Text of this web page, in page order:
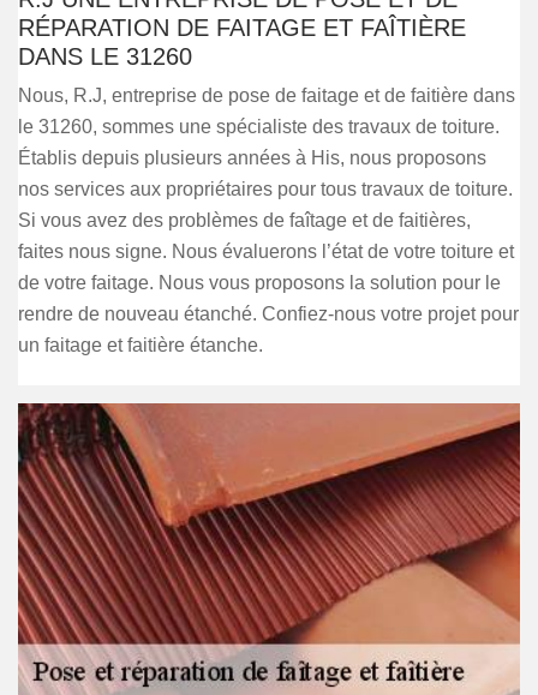
RÉPARATION DE FAITAGE ET FAÎTIÈRE
DANS LE 31260
Nous, R.J, entreprise de pose de faitage et de faitière dans
le 31260, sommes une spécialiste des travaux de toiture.
Établis depuis plusieurs années à His, nous proposons
nos services aux propriétaires pour tous travaux de toiture.
Si vous avez des problèmes de faîtage et de faitières,
faites nous signe. Nous évaluerons l’état de votre toiture et
de votre faitage. Nous vous proposons la solution pour le
rendre de nouveau étanché. Confiez-nous votre projet pour
un faitage et faitière étanche.